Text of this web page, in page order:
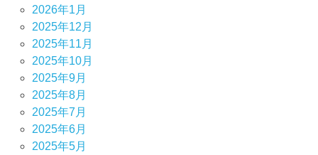
2026年1月
2025年12月
2025年11月
2025年10月
2025年9月
2025年8月
2025年7月
2025年6月
2025年5月